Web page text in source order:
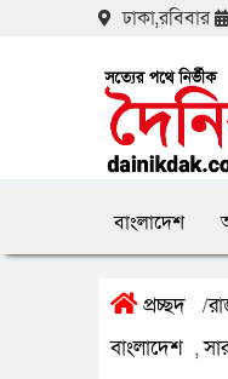
ঢাকা,রবিবার
বাংলাদেশ
প্রচ্ছদ /
বাংলাদেশ ,